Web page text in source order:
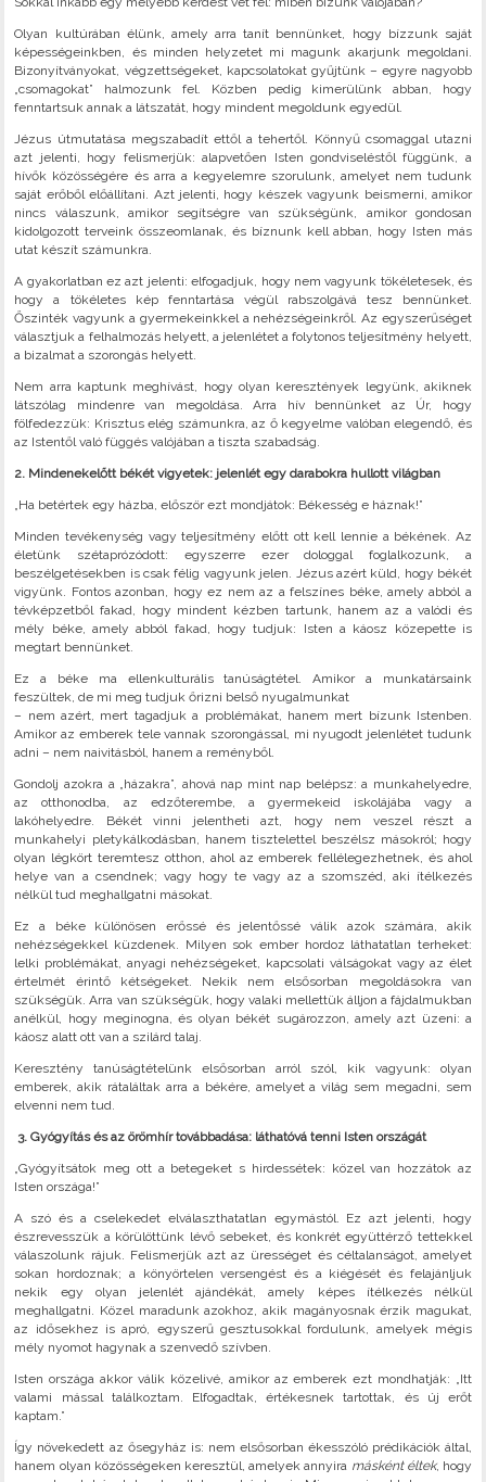
Olyan kultúrában élünk, amely arra tanít bennünket, hogy bízzunk saját
képességeinkben, és minden helyzetet mi magunk akarjunk megoldani.
Bizonyítványokat, végzettségeket, kapcsolatokat gyűjtünk – egyre nagyobb
„csomagokat” halmozunk fel. Közben pedig kimerülünk abban, hogy
fenntartsuk annak a látszatát, hogy mindent megoldunk egyedül.
Jézus útmutatása megszabadít ettől a tehertől. Könnyű csomaggal utazni
azt jelenti, hogy felismerjük: alapvetően Isten gondviseléstől függünk, a
hívők közösségére és arra a kegyelemre szorulunk, amelyet nem tudunk
saját erőből előállítani. Azt jelenti, hogy készek vagyunk beismerni, amikor
nincs válaszunk, amikor segítségre van szükségünk, amikor gondosan
kidolgozott terveink összeomlanak, és bíznunk kell abban, hogy Isten más
utat készít számunkra.
A gyakorlatban ez azt jelenti: elfogadjuk, hogy nem vagyunk tökéletesek, és
hogy a tökéletes kép fenntartása végül rabszolgává tesz bennünket.
Őszinték vagyunk a gyermekeinkkel a nehézségeinkről. Az egyszerűséget
választjuk a felhalmozás helyett, a jelenlétet a folytonos teljesítmény helyett,
a bizalmat a szorongás helyett.
Nem arra kaptunk meghívást, hogy olyan keresztények legyünk, akiknek
látszólag mindenre van megoldása. Arra hív bennünket az Úr, hogy
fölfedezzük: Krisztus elég számunkra, az ő kegyelme valóban elegendő, és
az Istentől való függés valójában a tiszta szabadság.
2. Mindenekelőtt békét vigyetek: jelenlét egy darabokra hullott világban
„Ha betértek egy házba, először ezt mondjátok: Békesség e háznak!”
Minden tevékenység vagy teljesítmény előtt ott kell lennie a békének. Az
életünk szétaprózódott: egyszerre ezer dologgal foglalkozunk, a
beszélgetésekben is csak félig vagyunk jelen. Jézus azért küld, hogy békét
vigyünk. Fontos azonban, hogy ez nem az a felszínes béke, amely abból a
tévképzetből fakad, hogy mindent kézben tartunk, hanem az a valódi és
mély béke, amely abból fakad, hogy tudjuk: Isten a káosz közepette is
megtart bennünket.
Ez a béke ma ellenkulturális tanúságtétel. Amikor a munkatársaink
feszültek, de mi meg tudjuk őrizni belső nyugalmunkat
– nem azért, mert tagadjuk a problémákat, hanem mert bízunk Istenben.
Amikor az emberek tele vannak szorongással, mi nyugodt jelenlétet tudunk
adni – nem naivitásból, hanem a reményből.
Gondolj azokra a „házakra”, ahová nap mint nap belépsz: a munkahelyedre,
az otthonodba, az edzőterembe, a gyermekeid iskolájába vagy a
lakóhelyedre. Békét vinni jelentheti azt, hogy nem veszel részt a
munkahelyi pletykálkodásban, hanem tisztelettel beszélsz másokról; hogy
olyan légkört teremtesz otthon, ahol az emberek fellélegezhetnek, és ahol
helye van a csendnek; vagy hogy te vagy az a szomszéd, aki ítélkezés
nélkül tud meghallgatni másokat.
Ez a béke különösen erőssé és jelentőssé válik azok számára, akik
nehézségekkel küzdenek. Milyen sok ember hordoz láthatatlan terheket:
lelki problémákat, anyagi nehézségeket, kapcsolati válságokat vagy az élet
értelmét érintő kétségeket. Nekik nem elsősorban megoldásokra van
szükségük. Arra van szükségük, hogy valaki mellettük álljon a fájdalmukban
anélkül, hogy meginogna, és olyan békét sugározzon, amely azt üzeni: a
káosz alatt ott van a szilárd talaj.
Keresztény tanúságtételünk elsősorban arról szól, kik vagyunk: olyan
emberek, akik rátaláltak arra a békére, amelyet a világ sem megadni, sem
elvenni nem tud.
3. Gyógyítás és az örömhír továbbadása: láthatóvá tenni Isten országát
„Gyógyítsátok meg ott a betegeket s hirdessétek: közel van hozzátok az
Isten országa!”
A szó és a cselekedet elválaszthatatlan egymástól. Ez azt jelenti, hogy
észrevesszük a körülöttünk lévő sebeket, és konkrét együttérző tettekkel
válaszolunk rájuk. Felismerjük azt az ürességet és céltalanságot, amelyet
sokan hordoznak; a könyörtelen versengést és a kiégését és felajánljuk
nekik egy olyan jelenlét ajándékát, amely képes ítélkezés nélkül
meghallgatni. Közel maradunk azokhoz, akik magányosnak érzik magukat,
az idősekhez is apró, egyszerű gesztusokkal fordulunk, amelyek mégis
mély nyomot hagynak a szenvedő szívben.
Isten országa akkor válik közelivé, amikor az emberek ezt mondhatják: „Itt
valami mással találkoztam. Elfogadtak, értékesnek tartottak, és új erőt
kaptam.”
Így növekedett az ősegyház is: nem elsősorban ékesszóló prédikációk által,
hanem olyan közösségeken keresztül, amelyek annyira másként éltek, hogy